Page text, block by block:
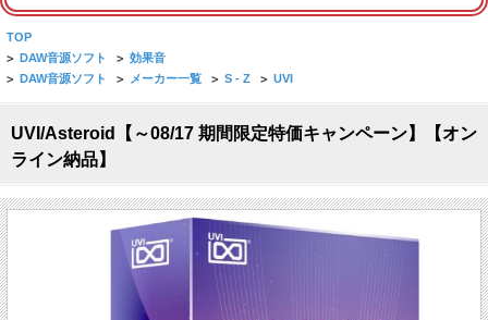
TOP
> DAW音源ソフト > 効果音
> DAW音源ソフト > メーカー一覧 > S - Z > UVI
UVI/Asteroid【～08/17 期間限定特価キャンペーン】【オン
ライン納品】